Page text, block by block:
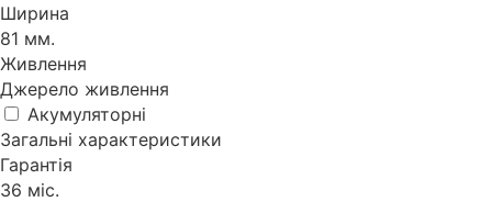
Ширина
81 мм.
Живлення
Джерело живлення
Акумуляторні
Загальні характеристики
Гарантія
36 міс.